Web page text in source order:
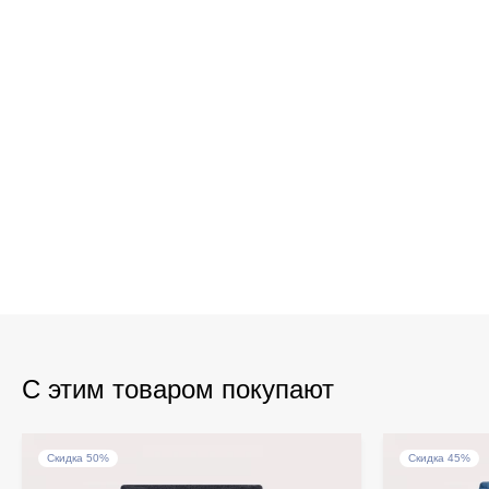
С этим товаром покупают
Скидка 50% Скидка 45%